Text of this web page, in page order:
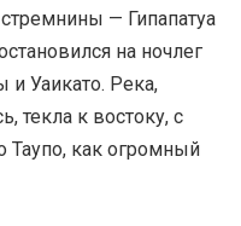
— Гипапатуа
на ночлег
и Уаикато. Река,
текла к востоку, с
Таупо, как огромный